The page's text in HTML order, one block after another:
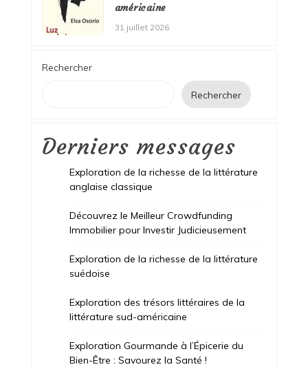
américaine
31 juillet 2026
Rechercher
Rechercher
Derniers messages
Exploration de la richesse de la littérature
anglaise classique
Découvrez le Meilleur Crowdfunding
Immobilier pour Investir Judicieusement
Exploration de la richesse de la littérature
suédoise
Exploration des trésors littéraires de la
littérature sud-américaine
Exploration Gourmande à l’Épicerie du
Bien-Être : Savourez la Santé !